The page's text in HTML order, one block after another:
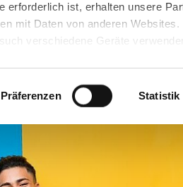
erforderlich ist, erhalten unsere
mit Daten von anderen
verschiedene Geräte
ist kein der EU gleichwertiges
Daten führen kann.
unserenDatenschutzhinweisen
Funktionen für diese Zwecke
mittels nachfolgender
erteilte Einwilligung stets für die
Präferenzen Statistik
unterstützt